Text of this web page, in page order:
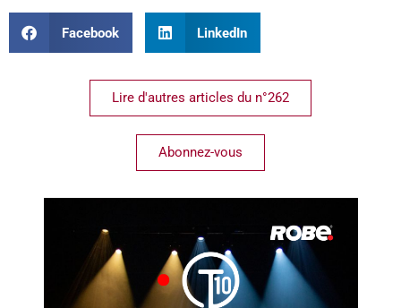
Facebook LinkedIn
Lire d'autres articles du n°262
Abonnez-vous